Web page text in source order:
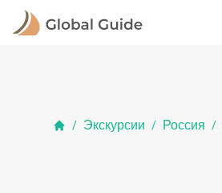
/ Экскурсии / Россия /